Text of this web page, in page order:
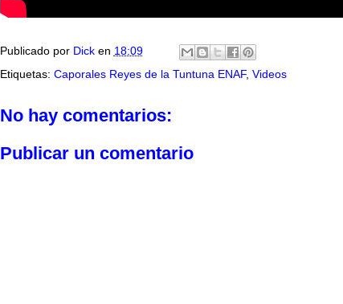
Publicado por Dick en 18:09
Etiquetas: Caporales Reyes de la Tuntuna ENAF, Videos
No hay comentarios:
Publicar un comentario